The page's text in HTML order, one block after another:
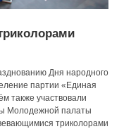
Дня народного
партии «Единая
также участвовали
Молодежной палаты
триколорами